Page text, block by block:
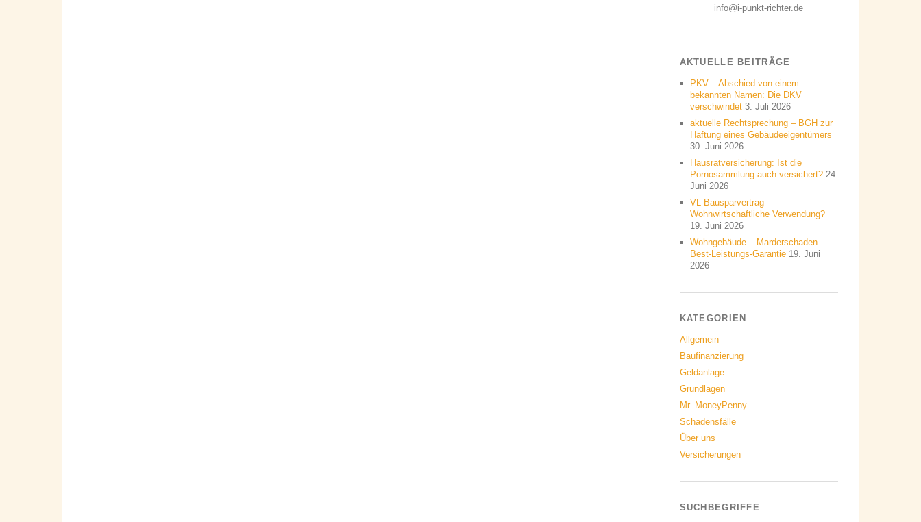
info@i-punkt-richter.de
AKTUELLE BEITRÄGE
PKV – Abschied von einem
bekannten Namen: Die DKV
verschwindet 3. Juli 2026
aktuelle Rechtsprechung – BGH zur
Haftung eines Gebäudeeigentümers
30. Juni 2026
Hausratversicherung: Ist die
Pornosammlung auch versichert? 24.
Juni 2026
VL-Bausparvertrag –
Wohnwirtschaftliche Verwendung?
19. Juni 2026
Wohngebäude – Marderschaden –
Best-Leistungs-Garantie 19. Juni
2026
KATEGORIEN
Allgemein
Baufinanzierung
Geldanlage
Grundlagen
Mr. MoneyPenny
Schadensfälle
Über uns
Versicherungen
SUCHBEGRIFFE